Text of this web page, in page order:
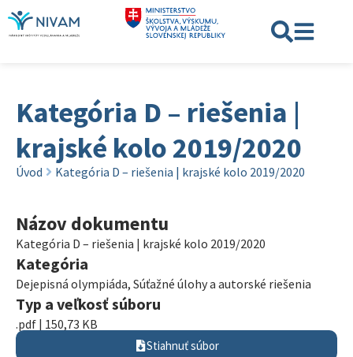
Kategória D – riešenia |
krajské kolo 2019/2020
Úvod Kategória D – riešenia | krajské kolo 2019/2020
Názov dokumentu
Kategória D – riešenia | krajské kolo 2019/2020
Kategória
Dejepisná olympiáda, Súťažné úlohy a autorské riešenia
Typ a veľkosť súboru
.pdf | 150,73 KB
Stiahnuť súbor